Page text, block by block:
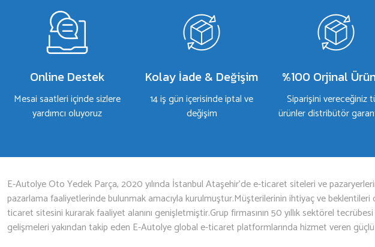
Online Destek
Mesai saatleri içinde sizlere
yardımcı oluyoruz
Kolay İade & Değişim
14 iş gün içerisinde iptal ve
değişim
%100 Orjinal
Siparişini vereceğiniz
ürünler distribütör
E-Autolye Oto Yedek Parça, 2020 yılında İstanbul Ataşehir’de e-ticaret siteleri ve
pazarlama faaliyetlerinde bulunmak amacıyla kurulmuştur.Müşterilerinin ihtiyaç ve beklentileri
ticaret sitesini kurarak faaliyet alanını genişletmiştir.Grup firmasının 50 yıllık sektörel
gelişmeleri yakından takip eden E-Autolye global e-ticaret platformlarında hizmet veren